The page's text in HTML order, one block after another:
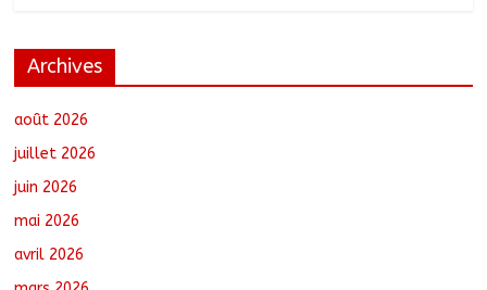
des chantiers municipaux
Archives
août 2026
juillet 2026
juin 2026
mai 2026
avril 2026